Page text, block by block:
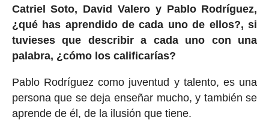
Catriel Soto, David Valero y Pablo Rodríguez,
¿qué has aprendido de cada uno de ellos?, si
tuvieses que describir a cada uno con una
palabra, ¿cómo los calificarías?
Pablo Rodríguez como juventud y talento, es una
persona que se deja enseñar mucho, y también se
aprende de él, de la ilusión que tiene.